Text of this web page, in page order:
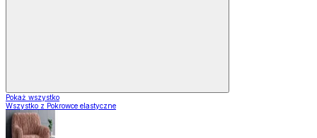
Pokaż wszystko
Wszystko z Pokrowce elastyczne